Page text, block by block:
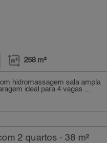
258 m²
hidromassagem sala ampla
ideal para 4 vagas ...
2 quartos - 38 m²